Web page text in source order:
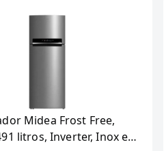
Midea Frost Free,
litros, Inverter, Inox e